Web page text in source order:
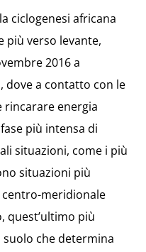
ciclogenesi africana
più verso levante,
2016 a
dove a contatto con le
energia
più intensa di
situazioni, come i più
situazioni più
meridionale
quest’ultimo più
suolo che determina